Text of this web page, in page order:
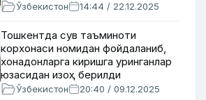
Ўзбекистон 14:44 / 22.12.2025
Тошкентда сув таъминоти
корхонаси номидан фойдаланиб,
хонадонларга киришга уринганлар
юзасидан изоҳ берилди
Ўзбекистон 20:40 / 09.12.2025